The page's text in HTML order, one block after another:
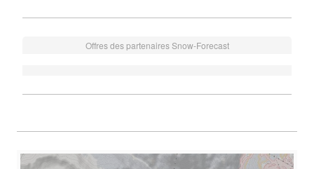
Offres des partenaires Snow-Forecast